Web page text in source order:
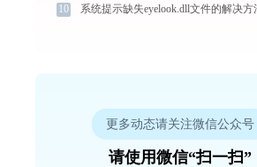
10 系统提示缺失eyelook.dll文件的解决方
更多动态请关注微信公众号
请使用微信“扫一扫”